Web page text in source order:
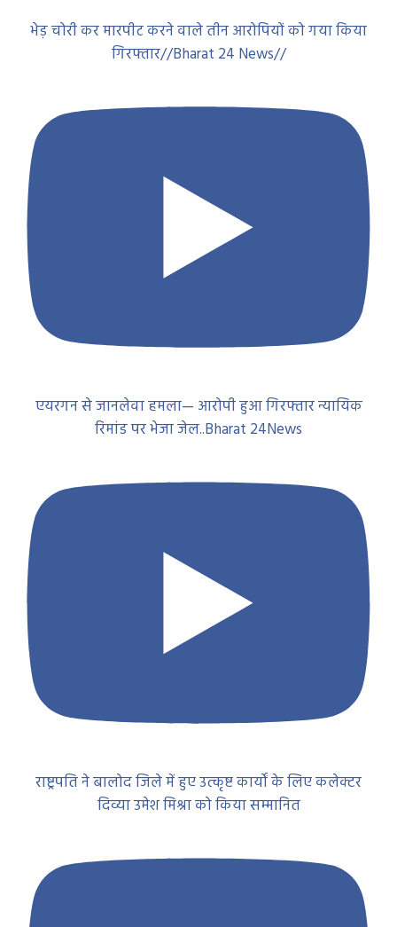
भेड़ चोरी कर मारपीट करने वाले तीन आरोपियों को गया किया
गिरफ्तार//Bharat 24 News//
एयरगन से जानलेवा हमला— आरोपी हुआ गिरफ्तार न्यायिक
रिमांड पर भेजा जेल..Bharat 24News
राष्ट्रपति ने बालोद जिले में हुए उत्कृष्ट कार्यों के लिए कलेक्टर
दिव्या उमेश मिश्रा को किया सम्मानित